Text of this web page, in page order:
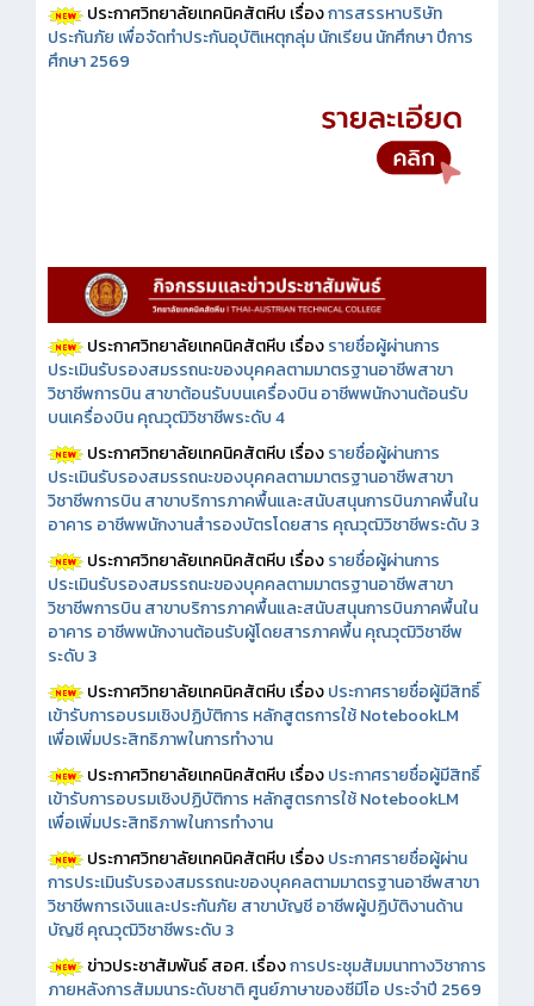
ประกาศวิทยาลัยเทคนิคสัตหีบ เรื่องการสรรหาบริษัท
ประกันภัย เพื่อจัดทำประกันอุบัติเหตุกลุ่ม นักเรียน นักศึกษา ปีการ
ศึกษา 2569
ประกาศวิทยาลัยเทคนิคสัตหีบ เรื่องรายชื่อผู้ผ่านการ
ประเมินรับรองสมรรถนะของบุคคลตามมาตรฐานอาชีพสาขา
วิชาชีพการบิน สาขาต้อนรับบนเครื่องบิน อาชีพพนักงานต้อนรับ
บนเครื่องบิน คุณวุฒิวิชาชีพระดับ 4
ประกาศวิทยาลัยเทคนิคสัตหีบ เรื่องรายชื่อผู้ผ่านการ
ประเมินรับรองสมรรถนะของบุคคลตามมาตรฐานอาชีพสาขา
วิชาชีพการบิน สาขาบริการภาคพื้นและสนับสนุนการบินภาคพื้นใน
อาคาร อาชีพพนักงานสำรองบัตรโดยสาร คุณวุฒิวิชาชีพระดับ 3
ประกาศวิทยาลัยเทคนิคสัตหีบ เรื่องรายชื่อผู้ผ่านการ
ประเมินรับรองสมรรถนะของบุคคลตามมาตรฐานอาชีพสาขา
วิชาชีพการบิน สาขาบริการภาคพื้นและสนับสนุนการบินภาคพื้นใน
อาคาร อาชีพพนักงานต้อนรับผู้โดยสารภาคพื้น คุณวุฒิวิชาชีพ
ระดับ 3
ประกาศวิทยาลัยเทคนิคสัตหีบ เรื่องประกาศรายชื่อผู้มีสิทธิ์
เข้ารับการอบรมเชิงปฏิบัติการ หลักสูตรการใช้ NotebookLM
เพื่อเพิ่มประสิทธิภาพในการทำงาน
ประกาศวิทยาลัยเทคนิคสัตหีบ เรื่องประกาศรายชื่อผู้มีสิทธิ์
เข้ารับการอบรมเชิงปฏิบัติการ หลักสูตรการใช้ NotebookLM
เพื่อเพิ่มประสิทธิภาพในการทำงาน
ประกาศวิทยาลัยเทคนิคสัตหีบ เรื่องประกาศรายชื่อผู้ผ่าน
การประเมินรับรองสมรรถนะของบุคคลตามมาตรฐานอาชีพสาขา
วิชาชีพการเงินและประกันภัย สาขาบัญชี อาชีพผู้ปฏิบัติงานด้าน
บัญชี คุณวุฒิวิชาชีพระดับ 3
ข่าวประชาสัมพันธ์ สอศ.เรื่องการประชุมสัมมนาทางวิชาการ
ภายหลังการสัมมนาระดับชาติ ศูนย์ภาษาของซีมีโอ ประจำปี 2569